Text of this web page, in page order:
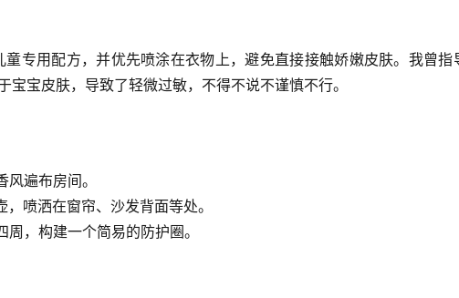
童专用配方，并优先喷涂在衣物上，避免直接接触娇嫩皮肤。我曾指
宝皮肤，导致了轻微过敏，不得不说不谨慎不行。
风遍布房间。
，喷洒在窗帘、沙发背面等处。
周 ，构建一个简易的防护圈。